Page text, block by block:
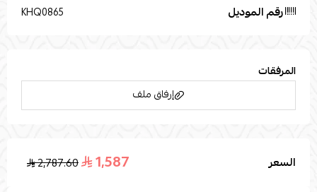
القماش : بوليستر
رقم الموديل KHQ0865
المرفقات
إرفاق ملف
اسحب و افلت الملف هنا
السعر 1,587
2,787.60